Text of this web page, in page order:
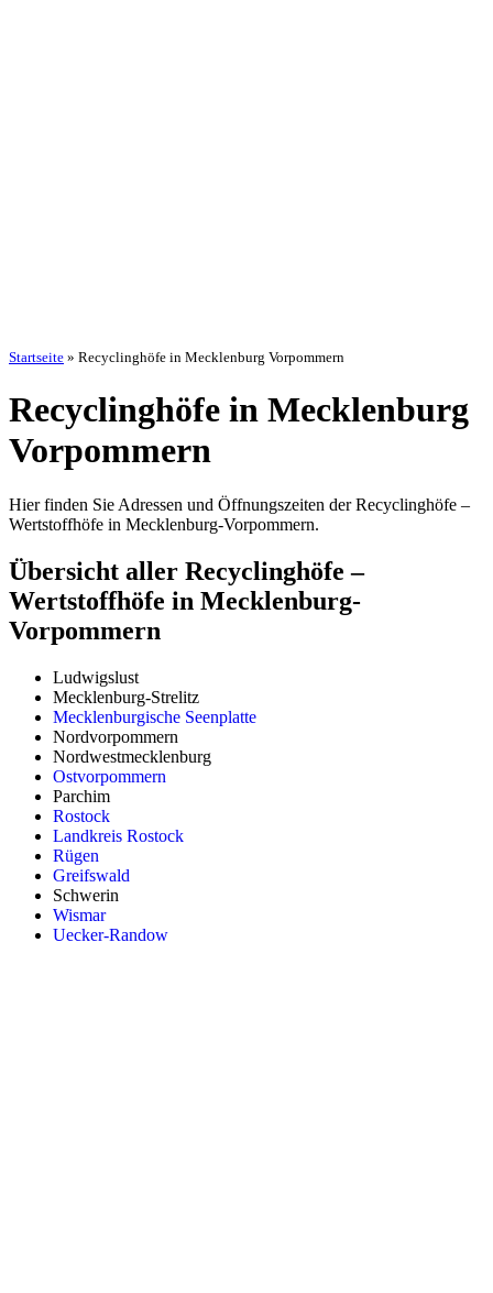
Startseite » Recyclinghöfe in Mecklenburg Vorpommern
Recyclinghöfe in Mecklenburg
Vorpommern
Hier finden Sie Adressen und Öffnungszeiten der Recyclinghöfe –
Wertstoffhöfe in Mecklenburg-Vorpommern.
Übersicht aller Recyclinghöfe –
Wertstoffhöfe in Mecklenburg-
Vorpommern
Ludwigslust
Mecklenburg-Strelitz
Mecklenburgische Seenplatte
Nordvorpommern
Nordwestmecklenburg
Ostvorpommern
Parchim
Rostock
Landkreis Rostock
Rügen
Greifswald
Schwerin
Wismar
Uecker-Randow